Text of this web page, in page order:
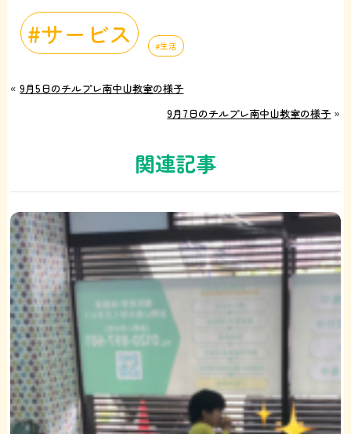
サービス 生活
«9月5日のチルプレ南中山教室の様子
9月7日のチルプレ南中山教室の様子 »
関連記事